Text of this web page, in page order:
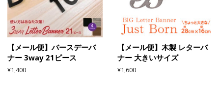
【メール便】バースデーバ
ナー 3way 21ピース
通
¥1,400
【メール便】木製 レターバ
ナー 大きいサイズ
通
¥1,600